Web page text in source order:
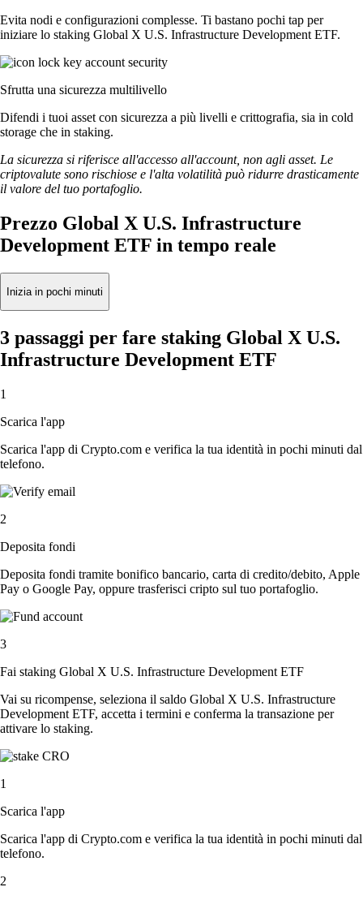
Evita nodi e configurazioni complesse. Ti bastano pochi tap per
iniziare lo staking Global X U.S. Infrastructure Development ETF.
Sfrutta una sicurezza multilivello
Difendi i tuoi asset con sicurezza a più livelli e crittografia, sia in cold
storage che in staking.
La sicurezza si riferisce all'accesso all'account, non agli asset. Le
criptovalute sono rischiose e l'alta volatilità può ridurre drasticamente
il valore del tuo portafoglio.
Prezzo Global X U.S. Infrastructure
Development ETF in tempo reale
Inizia in pochi minuti
3 passaggi per fare staking Global X U.S.
Infrastructure Development ETF
1
Scarica l'app
Scarica l'app di Crypto.com e verifica la tua identità in pochi minuti dal
telefono.
2
Deposita fondi
Deposita fondi tramite bonifico bancario, carta di credito/debito, Apple
Pay o Google Pay, oppure trasferisci cripto sul tuo portafoglio.
3
Fai staking Global X U.S. Infrastructure Development ETF
Vai su ricompense, seleziona il saldo Global X U.S. Infrastructure
Development ETF, accetta i termini e conferma la transazione per
attivare lo staking.
1
Scarica l'app
Scarica l'app di Crypto.com e verifica la tua identità in pochi minuti dal
telefono.
2